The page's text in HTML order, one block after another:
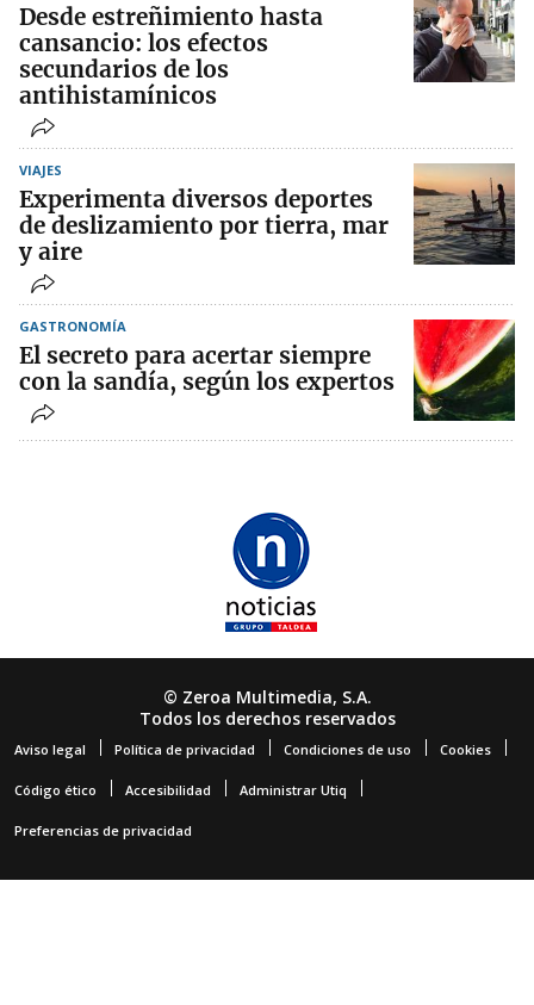
Desde estreñimiento hasta
cansancio: los efectos
secundarios de los
antihistamínicos
VIAJES
Experimenta diversos deportes
de deslizamiento por tierra, mar
y aire
GASTRONOMÍA
El secreto para acertar siempre
con la sandía, según los expertos
© Zeroa Multimedia, S.A.
Todos los derechos reservados
Aviso legal Política de privacidad Condiciones de uso Cookies
Código ético Accesibilidad Administrar Utiq
Preferencias de privacidad